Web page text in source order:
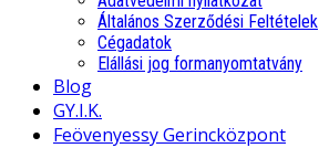
Általános Szerződési Feltételek
Cégadatok
Elállási jog formanyomtatvány
Blog
GY.I.K.
Feövenyessy Gerincközpont